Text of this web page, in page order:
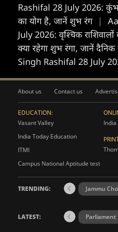
Rashifal 28 July 2026: कुंभ
का योग है, जानें शुभ रंग |
July 2026: वृश्चिक राशिवालों
क्या रहेगा शुभ रंगा, जानें
Singh Rashifal 28 July
About us Contact us
EDUCATION:
Vasant Valley
India Today Education
ITMI
Campus National Aptitude test
TRENDING: Jammu
LATEST: Parliament